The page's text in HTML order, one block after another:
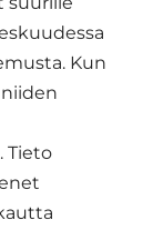
Kun
Tieto